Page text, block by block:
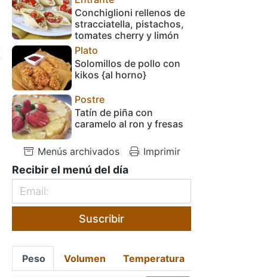
Conchiglioni rellenos de
stracciatella, pistachos,
tomates cherry y limón
Plato
Solomillos de pollo con
kikos {al horno}
Postre
Tatín de piña con
caramelo al ron y fresas
Menús archivados Imprimir
Recibir el menú del día
Suscribir
Peso Volumen Temperatura